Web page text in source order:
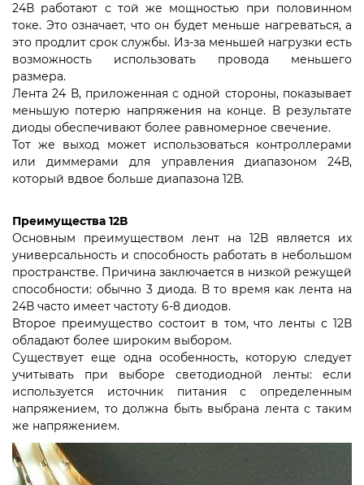
24В работают с той же мощностью при половинном
токе. Это означает, что он будет меньше нагреваться, а
это продлит срок службы. Из-за меньшей нагрузки есть
возможность использовать провода меньшего
размера.
Лента 24 В, приложенная с одной стороны, показывает
меньшую потерю напряжения на конце. В результате
диоды обеспечивают более равномерное свечение.
Тот же выход может использоваться контроллерами
или диммерами для управления диапазоном 24В,
который вдвое больше диапазона 12В.
Преимущества 12В
Основным преимуществом лент на 12В является их
универсальность и способность работать в небольшом
пространстве. Причина заключается в низкой режущей
способности: обычно 3 диода. В то время как лента на
24В часто имеет частоту 6-8 диодов.
Второе преимущество состоит в том, что ленты с 12В
обладают более широким выбором.
Существует еще одна особенность, которую следует
учитывать при выборе светодиодной ленты: если
используется источник питания с определенным
напряжением, то должна быть выбрана лента с таким
же напряжением.